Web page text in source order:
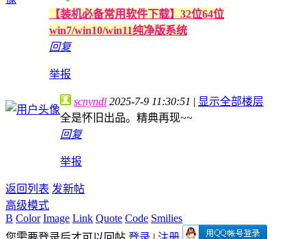
【装机必备常用软件下载】32位64位
win7/win10/win11纯净版系统
回复
举报
scnyndl 2025-7-9 11:30:51 | 显示全部楼层
全是怀旧出品。精典再现~~
回复
举报
返回列表 发新帖
高级模式
B Color Image Link Quote Code Smilies